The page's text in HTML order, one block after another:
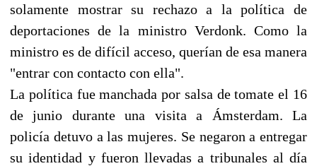
solamente mostrar su rechazo a la política de
deportaciones de la ministro Verdonk. Como la
ministro es de difícil acceso, querían de esa manera
"entrar con contacto con ella".
La política fue manchada por salsa de tomate el 16
de junio durante una visita a Ámsterdam. La
policía detuvo a las mujeres. Se negaron a entregar
su identidad y fueron llevadas a tribunales al día